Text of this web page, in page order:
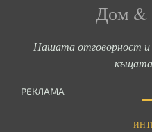
Дом &
Нашата отговорност и
РЕКЛАМА